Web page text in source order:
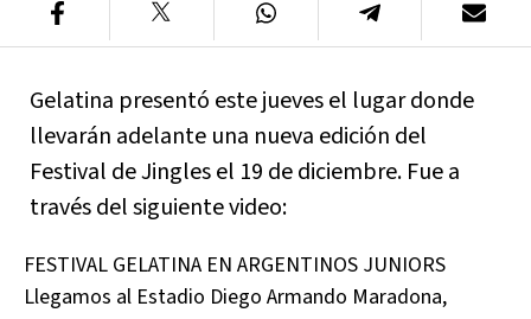
Gelatina presentó este jueves el lugar donde
llevarán adelante una nueva edición del
Festival de Jingles el 19 de diciembre. Fue a
través del siguiente video:
FESTIVAL GELATINA EN ARGENTINOS JUNIORS
Llegamos al Estadio Diego Armando Maradona,